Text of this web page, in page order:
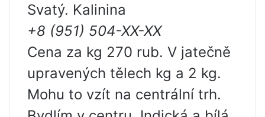
Svatý. Kalinina
+8 (951) 504-XX-XX
Cena za kg 270 rub. V jatečně
upravených tělech kg a 2 kg.
Mohu to vzít na centrální trh.